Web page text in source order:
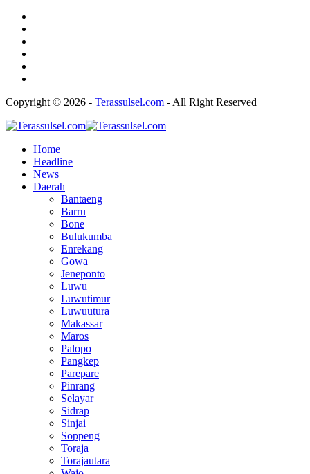
Copyright © 2026 - Terassulsel.com - All Right Reserved
Home
Headline
News
Daerah
Bantaeng
Barru
Bone
Bulukumba
Enrekang
Gowa
Jeneponto
Luwu
Luwutimur
Luwuutura
Makassar
Maros
Palopo
Pangkep
Parepare
Pinrang
Selayar
Sidrap
Sinjai
Soppeng
Toraja
Torajautara